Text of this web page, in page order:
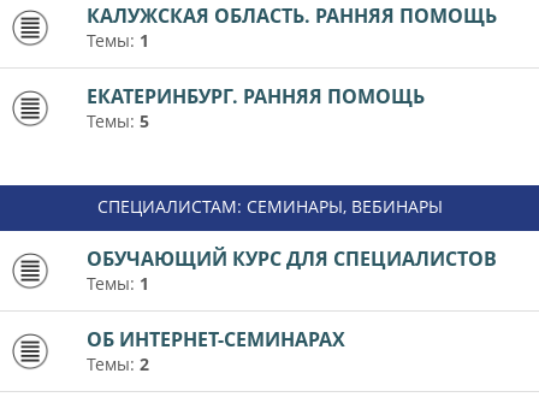
КАЛУЖСКАЯ ОБЛАСТЬ. РАННЯЯ ПОМОЩЬ
Темы: 1
ЕКАТЕРИНБУРГ. РАННЯЯ ПОМОЩЬ
Темы: 5
СПЕЦИАЛИСТАМ: СЕМИНАРЫ, ВЕБИНАРЫ
ОБУЧАЮЩИЙ КУРС ДЛЯ СПЕЦИАЛИСТОВ
Темы: 1
ОБ ИНТЕРНЕТ-СЕМИНАРАХ
Темы: 2